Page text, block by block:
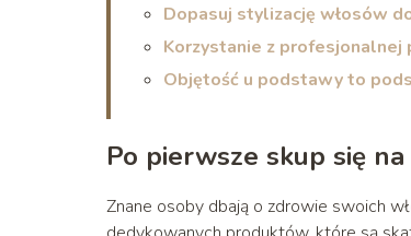
Dopasuj stylizację włosów
Korzystanie z profesjonalnej
Objętość u podstawy to
Po pierwsze skup się
Znane osoby dbają o zdrowie swoich